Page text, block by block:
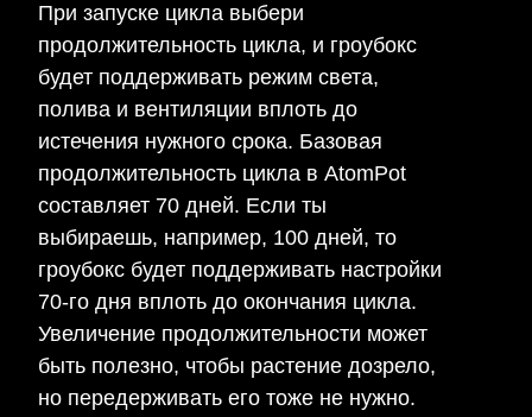
При запуске цикла выбери
продолжительность цикла, и гроубокс
будет поддерживать режим света,
полива и вентиляции вплоть до
истечения нужного срока. Базовая
продолжительность цикла в AtomPot
составляет 70 дней. Если ты
выбираешь, например, 100 дней, то
гроубокс будет поддерживать настройки
70-го дня вплоть до окончания цикла.
Увеличение продолжительности может
быть полезно, чтобы растение дозрело,
но передерживать его тоже не нужно.